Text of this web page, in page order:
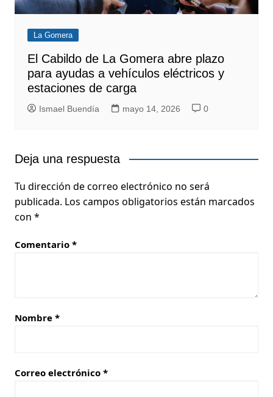
La Gomera
El Cabildo de La Gomera abre plazo
para ayudas a vehículos eléctricos y
estaciones de carga
Ismael Buendía mayo 14, 2026 0
Deja una respuesta
Tu dirección de correo electrónico no será
publicada. Los campos obligatorios están marcados
con *
Comentario *
Nombre *
Correo electrónico *